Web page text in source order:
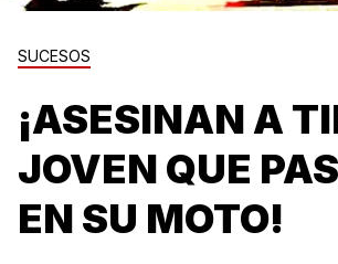
SUCESOS
¡ASESINAN A
JOVEN QUE
EN SU MOTO!